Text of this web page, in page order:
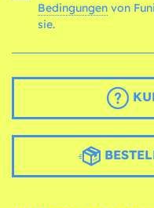
Bedingungen
sie.